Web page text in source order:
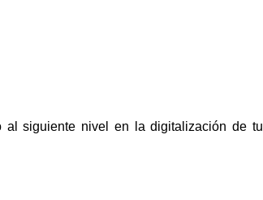
al siguiente nivel en la digitalización de tu